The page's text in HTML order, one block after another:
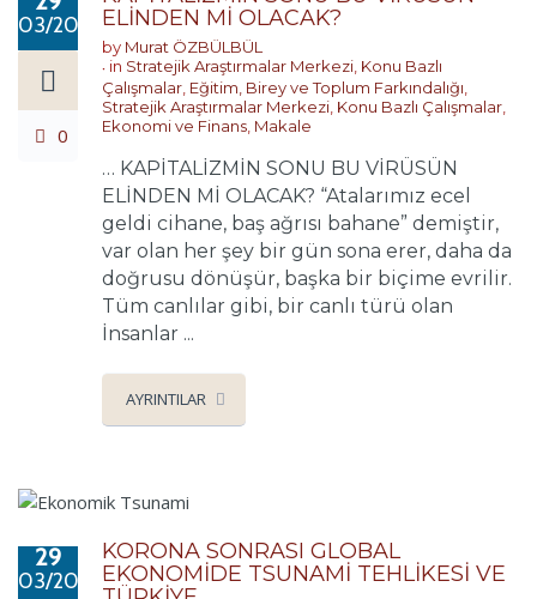
03/2020
0
ELİNDEN Mİ OLACAK?
by Murat ÖZBÜLBÜL
in Stratejik Araştırmalar Merkezi, Konu Bazlı
Çalışmalar, Eğitim, Birey ve Toplum Farkındalığı,
Stratejik Araştırmalar Merkezi, Konu Bazlı Çalışmalar,
Ekonomi ve Finans, Makale
… KAPİTALİZMİN SONU BU VİRÜSÜN
ELİNDEN Mİ OLACAK? “Atalarımız ecel
geldi cihane, baş ağrısı bahane” demiştir,
var olan her şey bir gün sona erer, daha da
doğrusu dönüşür, başka bir biçime evrilir.
Tüm canlılar gibi, bir canlı türü olan
İnsanlar ...
AYRINTILAR
29
03/2020
KORONA SONRASI GLOBAL
EKONOMİDE TSUNAMİ TEHLİKESİ VE